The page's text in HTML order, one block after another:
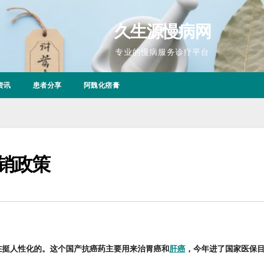
久生源慢病网
专业的慢病服务诊疗平台
讯 患者分享 阿魏化痞膏
政策
人性化的。这个国产抗癌药主要用来治胃癌和肝癌 ，今年进了国家医保